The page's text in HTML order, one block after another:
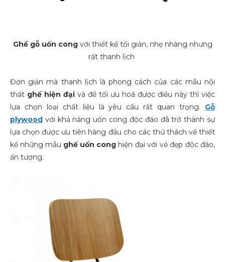
Ghế gỗ uốn congvới thiết kế tối giản, nhẹ nhàng nhưng
rất thanh lịch
Đơn giản mà thanh lịch là phong cách của các mẫu nội
thất ghế hiện đại và để tối ưu hoá được điều này thì việc
lựa chọn loại chất liệu là yêu cầu rất quan trọng. Gỗ
plywood với khả năng uốn cong độc đáo đã trở thành sự
lựa chọn được ưu tiên hàng đầu cho các thử thách về thiết
kế những mẫu ghế uốn cong hiện đại với vẻ đẹp độc đáo,
ấn tượng.